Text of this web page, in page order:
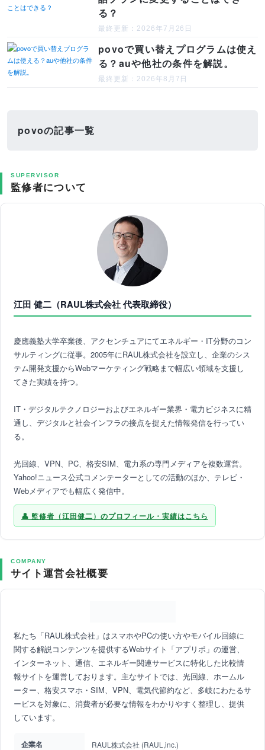
る？
最終更新：2026年7月26日
povoで買い替えプログラムは使え
る？auや他社の条件を解説。
最終更新：2026年8月7日
povoの記事一覧
SUPERVISOR
監修者について
江田 健二（RAUL株式会社 代表取締役）
慶應義塾大学卒業後、アクセンチュアにてエネルギー・IT分野のコン
サルティングに従事。2005年にRAUL株式会社を設立し、企業のシス
テム開発支援からWebマーケティング戦略まで幅広い領域を支援し
てきた実績を持つ。
IT・デジタルテクノロジーおよびエネルギー業界・電力ビジネスに精
通し、デジタルと社会インフラの接点を捉えた情報発信を行ってい
る。
光回線、VPN、PC、格安SIM、電力系の専門メディアを複数運営。
Yahoo!ニュース公式コメンテーターとしての活動のほか、テレビ・
Webメディアでも幅広く発信中。
監修者（江田健二）のプロフィール・実績はこちら
COMPANY
サイト運営会社概要
私たち「RAUL株式会社」はスマホやPCの使い方やモバイル回線に
関する解説コンテンツを提供するWebサイト「アプリポ」の運営、
インターネット、通信、エネルギー関連サービスに特化した比較情
報サイトを運営しております。主なサイトでは、光回線、ホームル
ーター、格安スマホ・SIM、VPN、電気代節約など、多岐にわたるサ
ービスを対象に、消費者が必要な情報をわかりやすく整理し、提供
しています。
企業名 RAUL株式会社 (RAUL,inc.)